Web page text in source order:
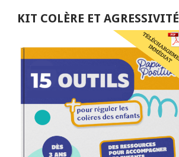
KIT COLÈRE ET AGRESSIVITÉ